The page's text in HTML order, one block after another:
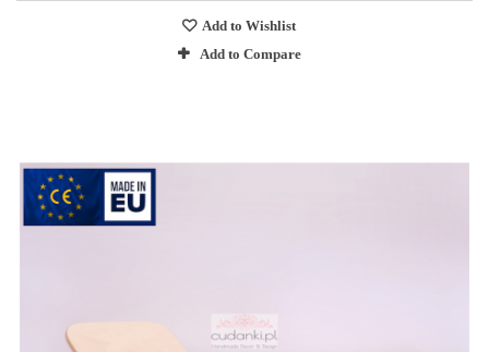
Add to Wishlist
Add to Compare